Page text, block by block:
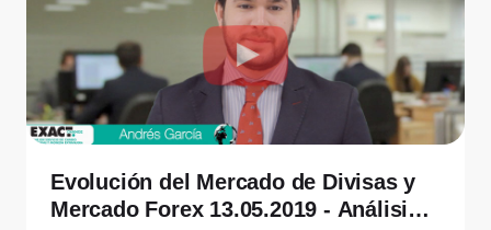
Evolución del Mercado de Divisas y
Mercado Forex 13.05.2019 - Análisis